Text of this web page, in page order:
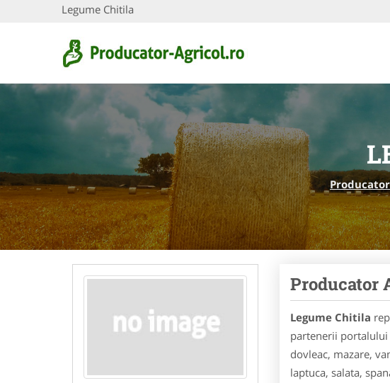
Legume Chitila
Producator
Legume Chitila
partenerii portalului
dovleac, mazare,
laptuca, salata,